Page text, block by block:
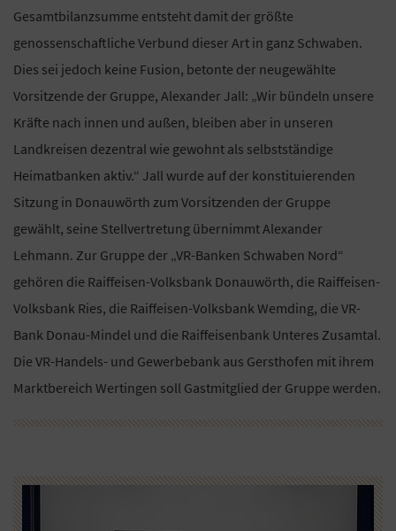
Gesamtbilanzsumme entsteht damit der größte
genossenschaftliche Verbund dieser Art in ganz Schwaben.
Dies sei jedoch keine Fusion, betonte der neugewählte
Vorsitzende der Gruppe, Alexander Jall: „Wir bündeln unsere
Kräfte nach innen und außen, bleiben aber in unseren
Landkreisen dezentral wie gewohnt als selbstständige
Heimatbanken aktiv.“ Jall wurde auf der konstituierenden
Sitzung in Donauwörth zum Vorsitzenden der Gruppe
gewählt, seine Stellvertretung übernimmt Alexander
Lehmann. Zur Gruppe der „VR-Banken Schwaben Nord“
gehören die Raiffeisen-Volksbank Donauwörth, die Raiffeisen-
Volksbank Ries, die Raiffeisen-Volksbank Wemding, die VR-
Bank Donau-Mindel und die Raiffeisenbank Unteres Zusamtal.
Die VR-Handels- und Gewerbebank aus Gersthofen mit ihrem
Marktbereich Wertingen soll Gastmitglied der Gruppe werden.